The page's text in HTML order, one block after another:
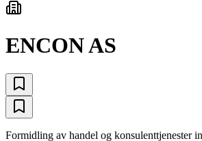
ENCON AS
Formidling av handel og konsulenttjenester